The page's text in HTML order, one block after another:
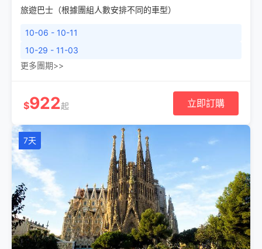
旅遊巴士（根據團組人數安排不同的車型）
10-06 - 10-11
10-29 - 11-03
更多團期>>
$922起 立即訂購
7天